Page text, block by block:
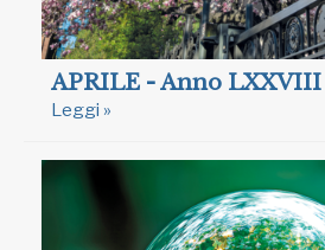
APRILE - Anno LXXVIII
Leggi »